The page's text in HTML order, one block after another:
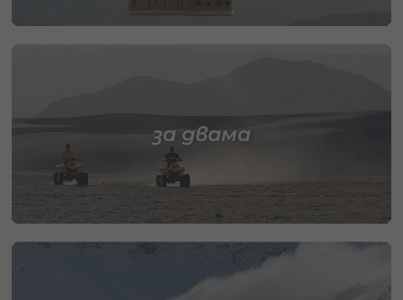
за двама